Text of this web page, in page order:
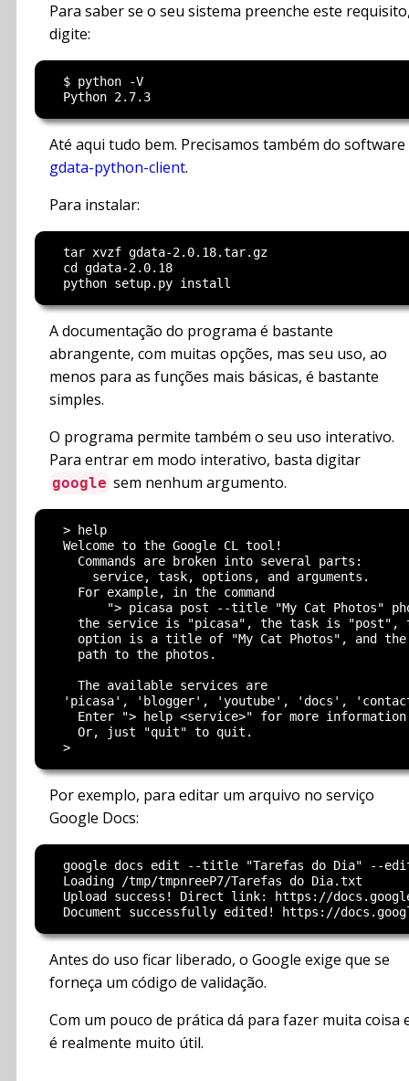
Para saber se o seu sistema preenche este
digite:
  $ python -V
Até aqui tudo bem. Precisamos também do software
gdata-python-client.
Para instalar:
  tar xvzf gdata-2.0.18.tar.gz
  cd gdata-2.0.18
A documentação do programa é bastante
abrangente, com muitas opções, mas seu uso, ao
menos para as funções mais básicas, é bastante
simples.
O programa permite também o seu uso interativo.
Para entrar em modo interativo, basta digitar
google sem nenhum argumento.
  > help
  Welcome to the Google CL tool!
    Commands are broken into several parts:
      service, task, options, and arguments.
    For example, in the command
"> picasa post --title "My Cat Photos"
the service is "picasa", the task is "post",
option is a title of "My Cat Photos", and
    path to the photos.
    The available services are
'picasa', 'blogger', 'youtube', 'docs',
Enter "> help <service>" for more
    Or, just "quit" to quit.
Por exemplo, para editar um arquivo no serviço
Google Docs:
google docs edit --title "Tarefas do Dia" --
  Loading /tmp/tmpnreeP7/Tarefas do Dia.txt
Upload success! Direct link: https://
Antes do uso ficar liberado, o Google exige que se
forneça um código de validação.
Com um pouco de prática dá para fazer muita coisa
é realmente muito útil.